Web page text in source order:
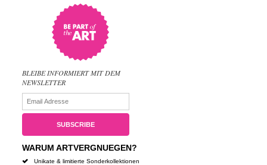
BLEIBE INFORMIERT MIT DEM
NEWSLETTER
WARUM ARTVERGNUEGEN?
Unikate & limitierte Sonderkollektionen